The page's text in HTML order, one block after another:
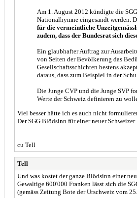
Am 1. August 2012 kündigte die
Nationalhymne eingesandt werden.
für die vermeintliche
zudem, dass der Bundesrat sich
Ein glaubhafter Auftrag zur
von Seiten der Bevölkerung das
Gesellschaftsschichten bestens
daraus, dass zum Beispiel in der
Die Junge CVP und die Junge SVP
Werte der Schweiz definieren zu
Viel besser hätte ich es auch nicht
Der SGG Blödsinn für einer neuer
cu Tell
Tell
Und was kostet der ganze Blödsinn einer
Gewaltige 600'000 Franken lässt sich die
(gemäss Zeitung Bote der Urschweiz vom